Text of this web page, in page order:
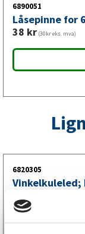
6890051
Låsepinne for
38 kr (30kr eks. mva)
6820305
Vinkelkuleled;